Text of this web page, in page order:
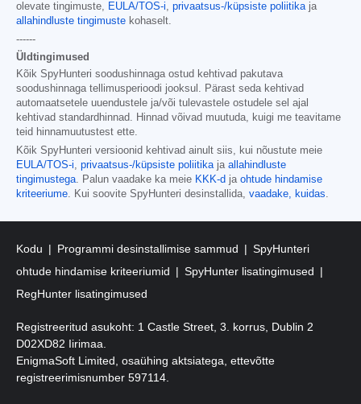
olevate tingimuste, EULA/TOS-i, privaatsus-/küpsiste poliitikaja
allahindluste tingimuste kohaselt.
------
Üldtingimused
Kõik SpyHunteri soodushinnaga ostud kehtivad pakutava
soodushinnaga tellimusperioodi jooksul. Pärast seda kehtivad
automaatsetele uuendustele ja/või tulevastele ostudele sel ajal
kehtivad standardhinnad. Hinnad võivad muutuda, kuigi me teavitame
teid hinnamuutustest ette.
Kõik SpyHunteri versioonid kehtivad ainult siis, kui nõustute meie
EULA/TOS-i, privaatsus-/küpsiste poliitikaja allahindluste
tingimustega. Palun vaadake ka meie KKK-d ja ohtude hindamise
kriteeriume. Kui soovite SpyHunteri desinstallida, vaadake, kuidas.
Kodu Programmi desinstallimise sammud
SpyHunteri
ohtude hindamise kriteeriumid
SpyHunter lisatingimused
RegHunter lisatingimused
Registreeritud asukoht: 1 Castle Street, 3. korrus, Dublin 2
D02XD82 Iirimaa.
EnigmaSoft Limited, osaühing aktsiatega, ettevõtte
registreerimisnumber 597114.